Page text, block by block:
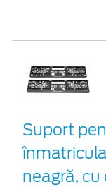
Suport
neagră, cu